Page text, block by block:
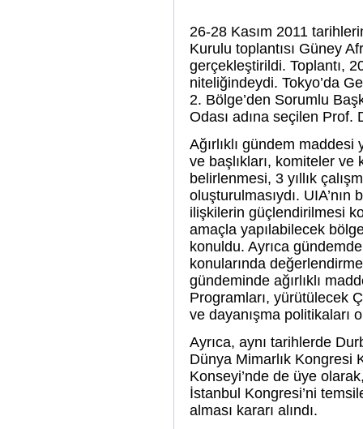
26-28 Kasım 2011
Kurulu toplantısı Güney
gerçekleştirildi. Toplantı,
niteliğindeydi. Tokyo’da
2. Bölge’den Sorumlu
Odası adına seçilen Prof.
Ağırlıklı gündem
ve başlıkları, komiteler
belirlenmesi, 3 yıllık
oluşturulmasıydı.
ilişkilerin güçlendirilmesi
amaçla yapılabilecek
konuldu. Ayrıca
konularında
gündeminde ağırlıklı
Programları, yürütülecek
ve dayanışma politikaları
Ayrıca, aynı tarihlerde
Dünya Mimarlık Kongresi
Konseyi’nde de üye
İstanbul Kongresi’ni
alması kararı alındı.